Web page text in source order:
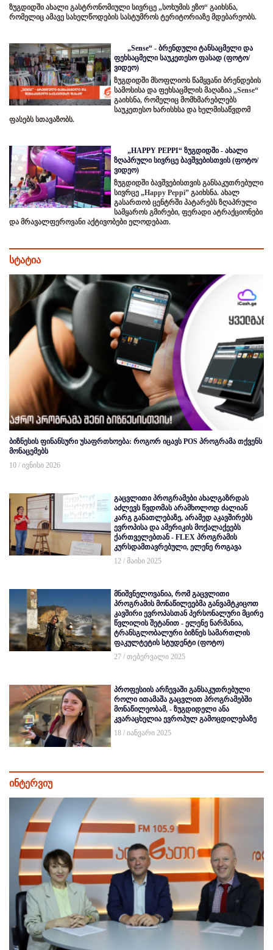
ზუგდიდში ახალი გასტრონომიული სივრცე „სოხუმის ეზო“ გაიხსნა,
რომელიც ამავე სახელწოდების სასტუმროს ტერიტორიაზე მდებარეობს.
„Sense“ - ბრენდული ტანსაცმელი და
ფეხსაცმელი საუკეთესო ფასად (ფოტო/
ვიდეო)
ზუგდიდში მსოფლიოს წამყვანი ბრენდების
სამოსისა და ფეხსაცმლის მაღაზია „Sense“
გაიხსნა, რომელიც მომხმარებლებს
საუკეთესო ხარისხსა და ხელმისაწვდომ
ფასებს სთავაზობს.
„HAPPY PEPPI“ ზუგდიდში - ახალი
ზღაპრული სივრცე ბავშვებისთვის (ფოტო/
ვიდეო)
ზუგდიდში ბავშვებისთვის განსაკუთრებული
სივრცე „Happy Peppi” გაიხსნა. ახალ
გასართობ ცენტრში პატარებს ზღაპრული
სამყაროს გმირები, ფერადი ატრაქციონები
და მრავალფეროვანი აქტივობები ელოდებათ.
სტატია
ბიზნესის ფინანსური უსაფრთხოება: როგორ იცავს POS პროგრამა თქვენს
მონაცემებს
10 / ივნისი 2026
გაცვლითი პროგრამები ახალგაზრდას
აძლევს წვდომას არამხოლოდ ძალიან
კარგ განათლებაზე, არამედ აკავშირებს
ევროპისა და ამერიკის მოქალაქეებს
ქართველებთან - FLEX პროგრამის
კურსდამთავრებული, ელენე როგავა
12 / მაისი 2025
მნიშვნელოვანია, რომ გაცვლითი
პროგრამის მონაწილეებმა განვამტკიცოთ
კავშირი ევროპასთან პერსონალური მცირე
წვლილის შეტანით - ელენე ნარმანია,
ტრანსგლობალური ბიზნეს სამართლის
ფაკულტეტის სტუდენტი (ფოტო)
27 / თებერვალი 2025
პროფესიის არჩევაში განსაკუთრებული
როლი ითამაშა გაცვლით პროგრამებში
მონაწილეობამ, - ზუგდიდელი ანა
კვარაცხელია ევროპულ გამოცდილებაზე
18 / იანვარი 2025
ინტერვიუ